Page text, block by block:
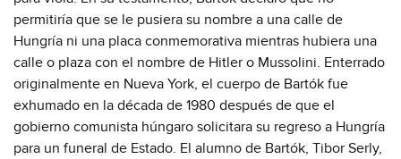
permitiría que se le pusiera su nombre a una calle de
Hungría ni una placa conmemorativa mientras hubiera una
calle o plaza con el nombre de Hitler o Mussolini. Enterrado
originalmente en Nueva York, el cuerpo de Bartók fue
exhumado en la década de 1980 después de que el
gobierno comunista húngaro solicitara su regreso a Hungría
para un funeral de Estado. El alumno de Bartók, Tibor Serly,